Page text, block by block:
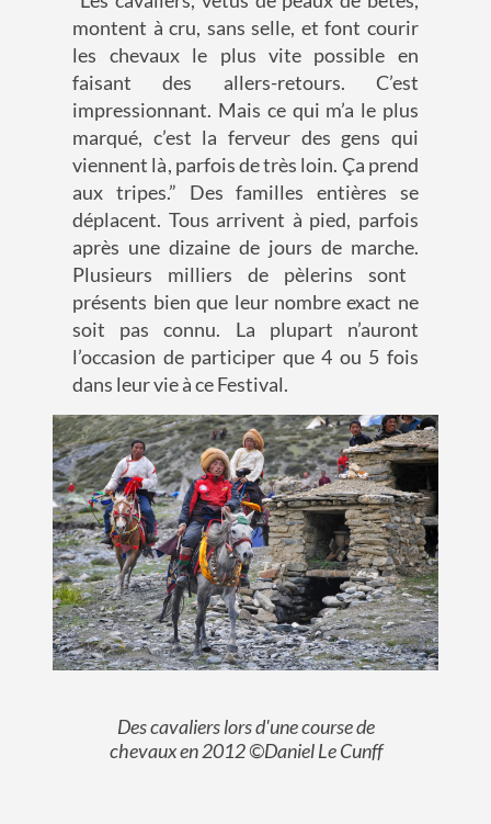
montent à cru, sans selle, et font courir
les chevaux le plus vite possible en
faisant des allers-retours. C’est
impressionnant. Mais ce qui m’a le plus
marqué, c’est la ferveur des gens qui
viennent là, parfois de très loin. Ça prend
aux tripes.” Des familles entières se
déplacent. Tous arrivent à pied, parfois
après une dizaine de jours de marche.
Plusieurs milliers de pèlerins sont
présents bien que leur nombre exact ne
soit pas connu. La plupart n’auront
l’occasion de participer que 4 ou 5 fois
dans leur vieà ce Festival.
Des cavaliers lors d'une course de
chevaux en 2012 ©Daniel Le Cunff